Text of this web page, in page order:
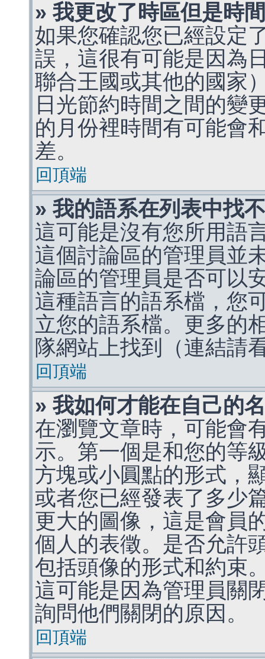
» 我更改了時區但是時
如果您確認您已經設定
誤，這很有可能是因為
聯合王國或其他的國家
日光節約時間之間的變
的月份裡時間有可能會
差。
回頂端
» 我的語系在列表中找
這可能是沒有您所用語
這個討論區的管理員並
論區的管理員是否可以
這種語言的語系檔，您
立您的語系檔。更多的
隊網站上找到（連結請
回頂端
» 我如何才能在自己的
在瀏覽文章時，可能會
示。第一個是和您的等
方塊或小圓點的形式，
或者您已經發表了多少
更大的圖像，這是會員
個人的表徵。是否允許
包括頭像的形式和約束
這可能是因為管理員關
詢問他們關閉的原因。
回頂端